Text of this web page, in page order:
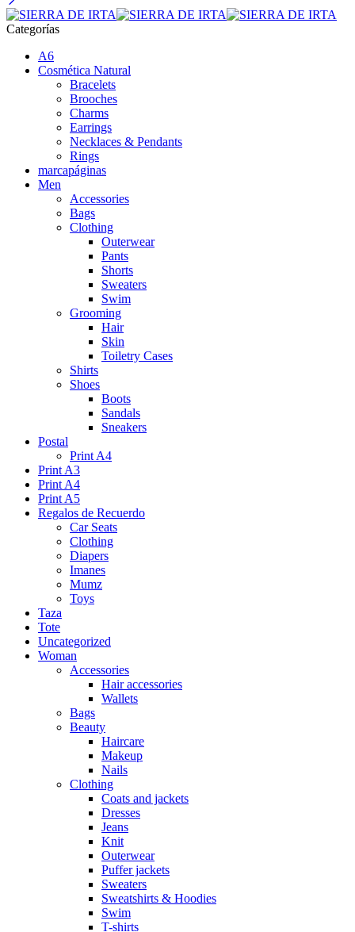
Categorías
A6
Cosmética Natural
Bracelets
Brooches
Charms
Earrings
Necklaces & Pendants
Rings
marcapáginas
Men
Accessories
Bags
Clothing
Outerwear
Pants
Shorts
Sweaters
Swim
Grooming
Hair
Skin
Toiletry Cases
Shirts
Shoes
Boots
Sandals
Sneakers
Postal
Print A4
Print A3
Print A4
Print A5
Regalos de Recuerdo
Car Seats
Clothing
Diapers
Imanes
Mumz
Toys
Taza
Tote
Uncategorized
Woman
Accessories
Hair accessories
Wallets
Bags
Beauty
Haircare
Makeup
Nails
Clothing
Coats and jackets
Dresses
Jeans
Knit
Outerwear
Puffer jackets
Sweaters
Sweatshirts & Hoodies
Swim
T-shirts